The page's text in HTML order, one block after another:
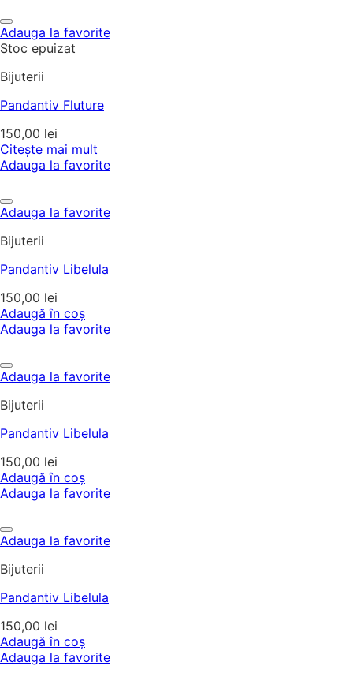
Adauga la favorite
Stoc epuizat
Bijuterii
Pandantiv Fluture
150,00 lei
Citește mai mult
Adauga la favorite
Adauga la favorite
Bijuterii
Pandantiv Libelula
150,00 lei
Adaugă în coș
Adauga la favorite
Adauga la favorite
Bijuterii
Pandantiv Libelula
150,00 lei
Adaugă în coș
Adauga la favorite
Adauga la favorite
Bijuterii
Pandantiv Libelula
150,00 lei
Adaugă în coș
Adauga la favorite